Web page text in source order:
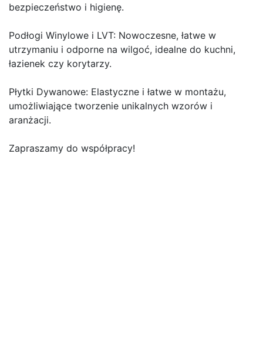
bezpieczeństwo i higienę.
Podłogi Winylowe i LVT: Nowoczesne, łatwe w
utrzymaniu i odporne na wilgoć, idealne do kuchni,
łazienek czy korytarzy.
Płytki Dywanowe: Elastyczne i łatwe w montażu,
umożliwiające tworzenie unikalnych wzorów i
aranżacji.
Zapraszamy do współpracy!